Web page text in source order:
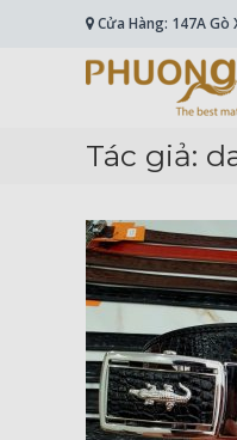
Cửa Hàng: 147A Gò
Cá
Phương
Đông
Lòng
Ở
Chất
Lượng
Tác giả: